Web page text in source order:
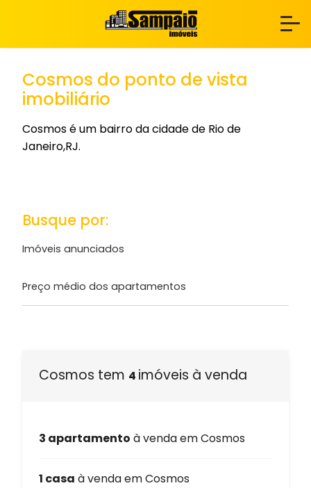
Cosmos do ponto de vista
imobiliário
Cosmos é um bairro da cidade de Rio de
Janeiro,RJ.
Busque por:
Imóveis anunciados
Preço médio dos apartamentos
Cosmos tem 4 imóveis à venda
3 apartamento à venda em Cosmos
1 casa à venda em Cosmos